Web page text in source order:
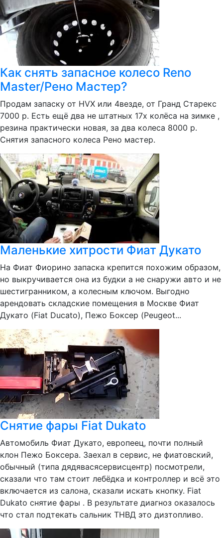
Как снять запасное колесо Reno
Master/Рено Мастер?
Продам запаску от HVX или 4везде, от Гранд Старекс
7000 р. Есть ещё два не штатных 17х колёса на зимке ,
резина практически новая, за два колеса 8000 р.
Снятия запасного колеса Рено мастер.
Маленькие хитрости Фиат Дукато
На Фиат Фиорино запаска крепится похожим образом,
но выкручивается она из будки а не снаружи авто и не
шестигранником, а колесным ключом. Выгодно
арендовать складские помещения в Москве Фиат
Дукато (Fiat Ducato), Пежо Боксер (Peugeot...
Снятие фары Fiat Dukato
Автомобиль Фиат Дукато, европеец, почти полный
клон Пежо Боксера. Заехал в сервис, не фиатовский,
обычный (типа дядявасясервисцентр) посмотрели,
сказали что там стоит лебёдка и контроллер и всё это
включается из салона, сказали искать кнопку. Fiat
Dukato снятие фары . В результате диагноз оказалось
что стал подтекать сальник ТНВД это дизтопливо.